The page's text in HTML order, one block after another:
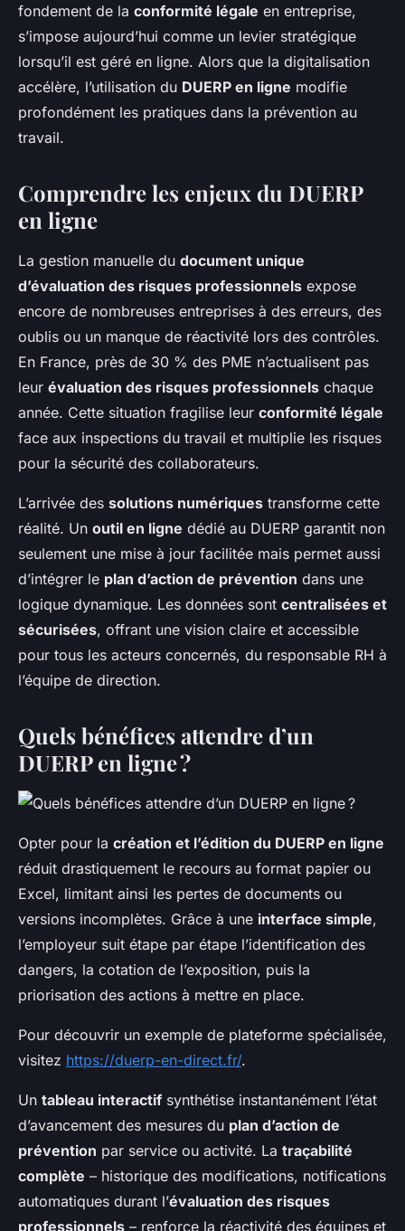
fondement de la conformité légale en entreprise,
s’impose aujourd’hui comme un levier stratégique
lorsqu’il est géré en ligne. Alors que la digitalisation
accélère, l’utilisation du DUERP en ligne modifie
profondément les pratiques dans la prévention au
travail.
Comprendre les enjeux du DUERP
en ligne
La gestion manuelle du document unique
d’évaluation des risques professionnels expose
encore de nombreuses entreprises à des erreurs, des
oublis ou un manque de réactivité lors des contrôles.
En France, près de 30 % des PME n’actualisent pas
leur évaluation des risques professionnels chaque
année. Cette situation fragilise leur conformité légale
face aux inspections du travail et multiplie les risques
pour la sécurité des collaborateurs.
L’arrivée des solutions numériques transforme cette
réalité. Un outil en ligne dédié au DUERP garantit non
seulement une mise à jour facilitée mais permet aussi
d’intégrer le plan d’action de prévention dans une
logique dynamique. Les données sont centralisées et
sécurisées, offrant une vision claire et accessible
pour tous les acteurs concernés, du responsable RH à
l’équipe de direction.
Quels bénéfices attendre d’un
DUERP en ligne ?
Opter pour la création et l’édition du DUERP en ligne
réduit drastiquement le recours au format papier ou
Excel, limitant ainsi les pertes de documents ou
versions incomplètes. Grâce à une interface simple,
l’employeur suit étape par étape l’identification des
dangers, la cotation de l’exposition, puis la
priorisation des actions à mettre en place.
Pour découvrir un exemple de plateforme spécialisée,
visitez https://duerp-en-direct.fr/.
Un tableau interactif synthétise instantanément l’état
d’avancement des mesures du plan d’action de
prévention par service ou activité. La traçabilité
complète – historique des modifications, notifications
automatiques durant l’évaluation des risques
professionnels – renforce la réactivité des équipes et